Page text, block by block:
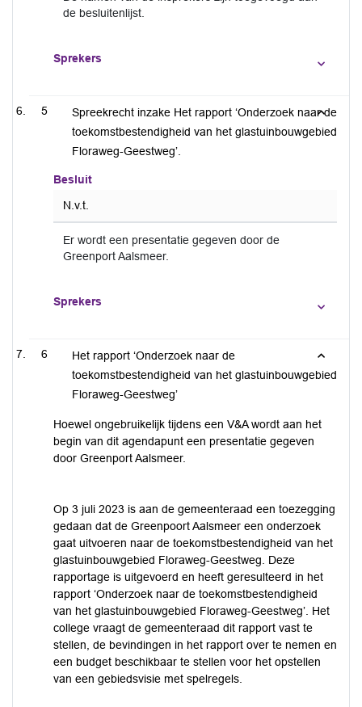
de besluitenlijst.
Sprekers
5
Spreekrecht inzake Het rapport ‘Onderzoek naar de
toekomstbestendigheid van het glastuinbouwgebied
Floraweg-Geestweg’.
Besluit
N.v.t.
Er wordt een presentatie gegeven door de
Greenport Aalsmeer.
Sprekers
6
Het rapport ‘Onderzoek naar de
toekomstbestendigheid van het glastuinbouwgebied
Floraweg-Geestweg’
Hoewel ongebruikelijk tijdens een V&A wordt aan het
begin van dit agendapunt een presentatie gegeven
door Greenport Aalsmeer.
Op 3 juli 2023 is aan de gemeenteraad een toezegging
gedaan dat de Greenpoort Aalsmeer een onderzoek
gaat uitvoeren naar de toekomstbestendigheid van het
glastuinbouwgebied Floraweg-Geestweg. Deze
rapportage is uitgevoerd en heeft geresulteerd in het
rapport ‘Onderzoek naar de toekomstbestendigheid
van het glastuinbouwgebied Floraweg-Geestweg’. Het
college vraagt de gemeenteraad dit rapport vast te
stellen, de bevindingen in het rapport over te nemen en
een budget beschikbaar te stellen voor het opstellen
van een gebiedsvisie met spelregels.